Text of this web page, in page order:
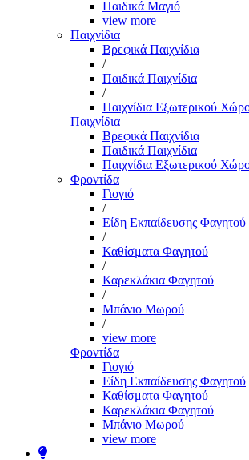
Παιδικά Μαγιό
view more
Παιχνίδια
Βρεφικά Παιχνίδια
/
Παιδικά Παιχνίδια
/
Παιχνίδια Εξωτερικού
Παιχνίδια
Βρεφικά Παιχνίδια
Παιδικά Παιχνίδια
Παιχνίδια Εξωτερικού
Φροντίδα
Γιογιό
/
Είδη Εκπαίδευσης Φαγητού
/
Καθίσματα Φαγητού
/
Καρεκλάκια Φαγητού
/
Μπάνιο Μωρού
/
view more
Φροντίδα
Γιογιό
Είδη Εκπαίδευσης Φαγητού
Καθίσματα Φαγητού
Καρεκλάκια Φαγητού
Μπάνιο Μωρού
view more